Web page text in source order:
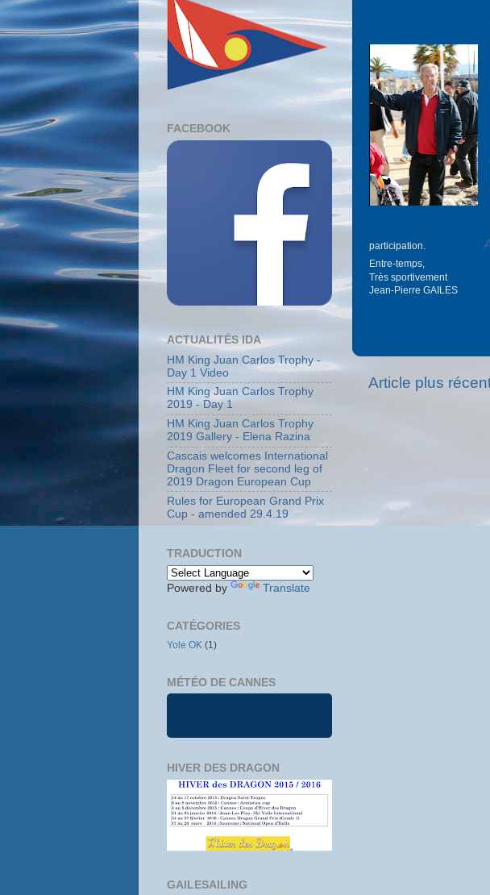
participation.
Entre-temps,
Très sportivement
Jean-Pierre GAILES
Article plus
FACEBOOK
ACTUALITÉS IDA
HM King Juan Carlos Trophy -
Day 1 Video
HM King Juan Carlos Trophy
2019 - Day 1
HM King Juan Carlos Trophy
2019 Gallery - Elena Razina
Cascais welcomes International
Dragon Fleet for second leg of
2019 Dragon European Cup
Rules for European Grand Prix
Cup - amended 29.4.19
TRADUCTION
Powered by Translate
CATÉGORIES
Yole OK (1)
MÉTÉO DE CANNES
HIVER DES DRAGON
GAILESAILING